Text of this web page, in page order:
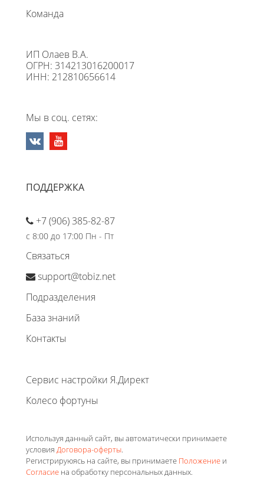
Команда
ИП Олаев В.А.
ОГРН: 314213016200017
ИНН: 212810656614
Мы в соц. сетях:
ПОДДЕРЖКА
+7 (906) 385-82-87
с 8:00 до 17:00 Пн - Пт
Связаться
support@tobiz.net
Подразделения
База знаний
Контакты
Сервис настройки Я.Директ
Колесо фортуны
Используя данный сайт, вы автоматически принимаете
условия Договора-оферты.
Регистрируюясь на сайте, вы принимаете Положение и
Согласие на обработку персональных данных.